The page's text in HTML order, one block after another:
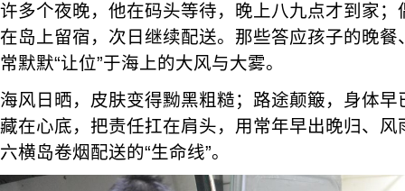
许多个夜晚，他在码头等待，晚上八九点才到家
在岛上留宿，次日继续配送。那些答应孩子的晚
常默默“让位”于海上的大风与大雾。
海风日晒，皮肤变得黝黑粗糙；路途颠簸，身体
藏在心底，把责任扛在肩头，用常年早出晚归、
六横岛卷烟配送的“生命线”。